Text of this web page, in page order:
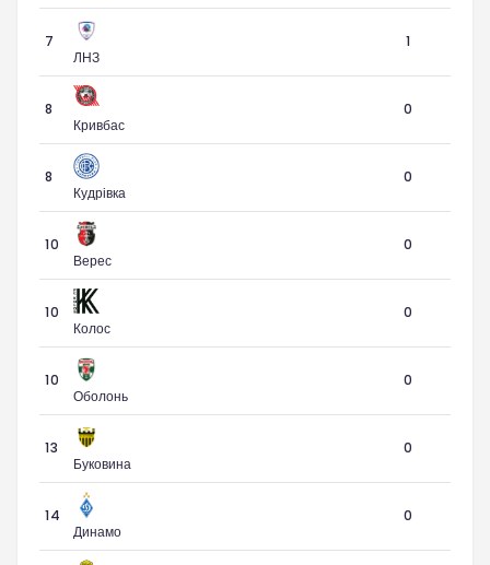
7
ЛНЗ
1
8
Кривбас
0
8
Кудрівка
0
10
Верес
0
10
Колос
0
10
Оболонь
0
13
Буковина
0
14
Динамо
0